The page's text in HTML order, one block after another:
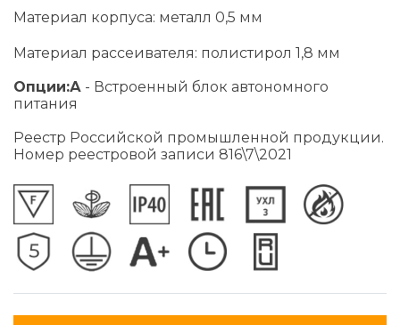
Материал корпуса: металл 0,5 мм
Материал рассеивателя: полистирол 1,8 мм
Опции:А - Встроенный блок автономного
питания
Реестр Российской промышленной продукции.
Номер реестровой записи 816\7\2021